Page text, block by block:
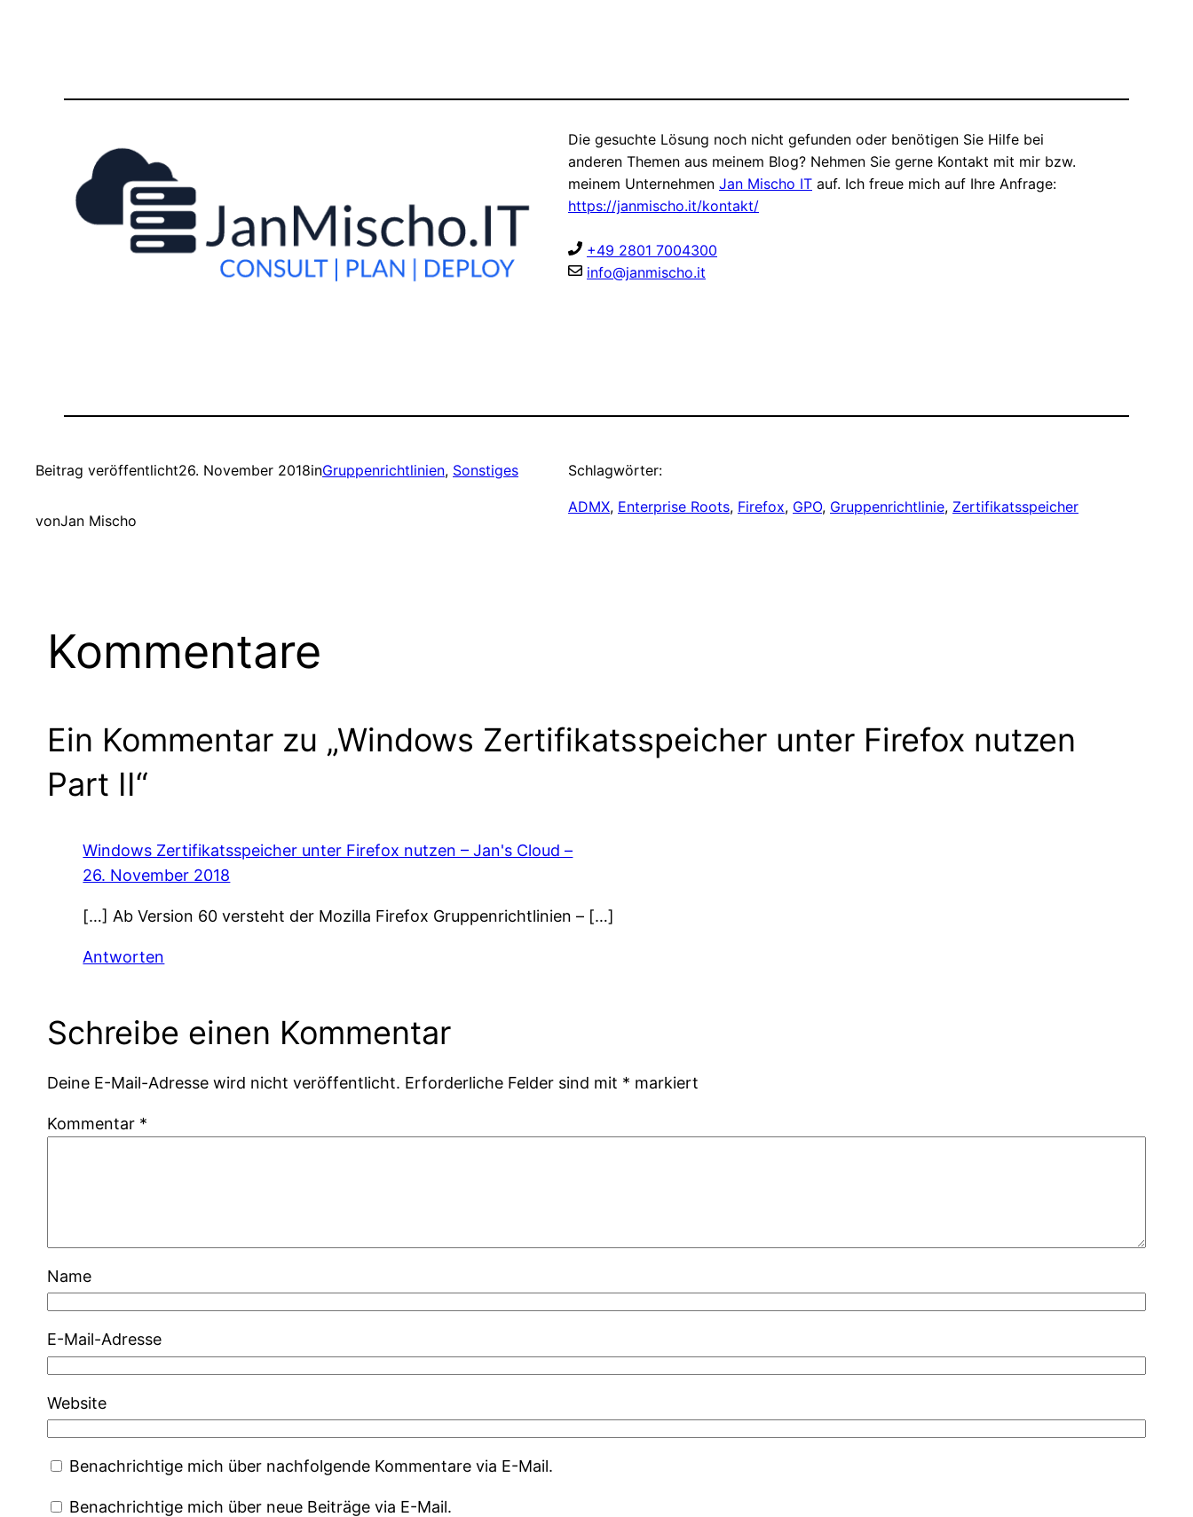
Die gesuchte Lösung noch nicht gefunden oder benötigen Sie Hilfe bei
anderen Themen aus meinem Blog? Nehmen Sie gerne Kontakt mit mir bzw.
meinem Unternehmen Jan Mischo IT auf. Ich freue mich auf Ihre Anfrage:
https://janmischo.it/kontakt/
+49 2801 7004300
info@janmischo.it
Beitrag veröffentlicht26. November 2018inGruppenrichtlinien, Sonstiges
vonJan Mischo
Schlagwörter:
ADMX, Enterprise Roots, Firefox, GPO, Gruppenrichtlinie, Zertifikatsspeicher
Kommentare
Ein Kommentar zu „Windows Zertifikatsspeicher unter Firefox nutzen
Part II“
Windows Zertifikatsspeicher unter Firefox nutzen – Jan's Cloud –
26. November 2018
[…] Ab Version 60 versteht der Mozilla Firefox Gruppenrichtlinien – […]
Antworten
Schreibe einen Kommentar
Deine E-Mail-Adresse wird nicht veröffentlicht. Erforderliche Felder sind mit * markiert
Kommentar *
Name
E-Mail-Adresse
Website
Benachrichtige mich über nachfolgende Kommentare via E-Mail.
Benachrichtige mich über neue Beiträge via E-Mail.